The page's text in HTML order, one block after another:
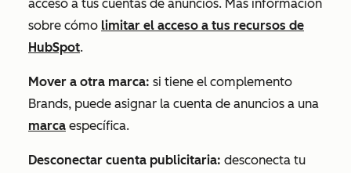
acceso a tus cuentas de anuncios. Más información
sobre cómo limitar el acceso a tus recursos de
HubSpot.
Mover a otra marca: si tiene el complemento
Brands, puede asignar la cuenta de anuncios a una
marca específica.
Desconectar cuenta publicitaria: desconecta tu